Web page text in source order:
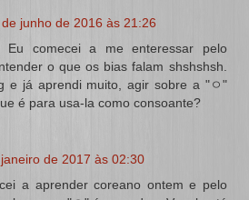
de junho de 2016 às 21:26
Eu comecei a me enteressar pelo
o que os bias falam shshshsh.
e já aprendi muito, agir sobre a "ㅇ"
é para usa-la como consoante?
de 2017 às 02:30
a aprender coreano ontem e pelo